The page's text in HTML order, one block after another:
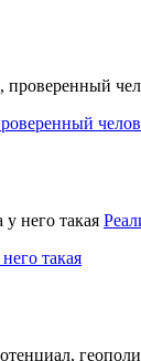
такая